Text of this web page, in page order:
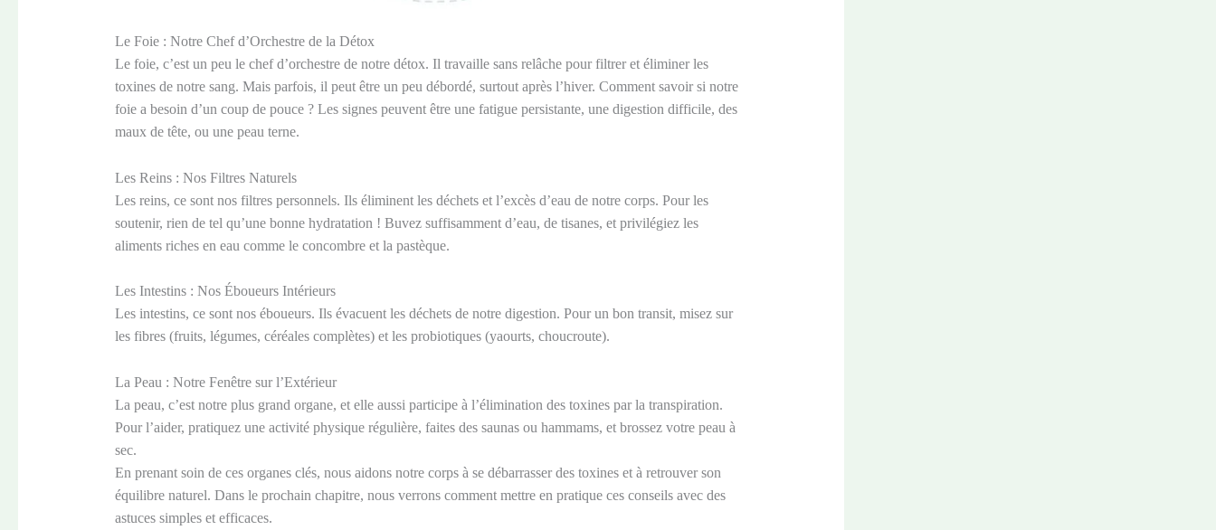
Le Foie : Notre Chef d’Orchestre de la Détox
Le foie, c’est un peu le chef d’orchestre de notre détox. Il travaille sans relâche pour filtrer et éliminer les
toxines de notre sang. Mais parfois, il peut être un peu débordé, surtout après l’hiver. Comment savoir si notre
foie a besoin d’un coup de pouce ? Les signes peuvent être une fatigue persistante, une digestion difficile, des
maux de tête, ou une peau terne.
Les Reins : Nos Filtres Naturels
Les reins, ce sont nos filtres personnels. Ils éliminent les déchets et l’excès d’eau de notre corps. Pour les
soutenir, rien de tel qu’une bonne hydratation ! Buvez suffisamment d’eau, de tisanes, et privilégiez les
aliments riches en eau comme le concombre et la pastèque.
Les Intestins : Nos Éboueurs Intérieurs
Les intestins, ce sont nos éboueurs. Ils évacuent les déchets de notre digestion. Pour un bon transit, misez sur
les fibres (fruits, légumes, céréales complètes) et les probiotiques (yaourts, choucroute).
La Peau : Notre Fenêtre sur l’Extérieur
La peau, c’est notre plus grand organe, et elle aussi participe à l’élimination des toxines par la transpiration.
Pour l’aider, pratiquez une activité physique régulière, faites des saunas ou hammams, et brossez votre peau à
sec.
En prenant soin de ces organes clés, nous aidons notre corps à se débarrasser des toxines et à retrouver son
équilibre naturel. Dans le prochain chapitre, nous verrons comment mettre en pratique ces conseils avec des
astuces simples et efficaces.